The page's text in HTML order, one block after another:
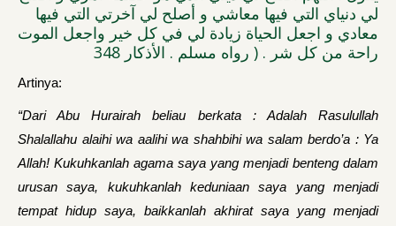
لي دنياي التي فيها معاشي و أصلح لي آخرتي التي فيها
معادي و اجعل الحياة زيادة لي في كل خير واجعل الموت
راحة من كل شر . ( رواه مسلم . الأذكار 348
Artinya:
“Dari Abu Hurairah beliau berkata : Adalah Rasulullah
Shalallahu alaihi wa aalihi wa shahbihi wa salam berdo’a : Ya
Allah! Kukuhkanlah agama saya yang menjadi benteng dalam
urusan saya, kukuhkanlah keduniaan saya yang menjadi
tempat hidup saya, baikkanlah akhirat saya yang menjadi